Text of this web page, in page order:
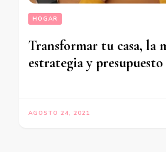
HOGAR
Transformar tu casa, la
estrategia y presupuesto
AGOSTO 24, 2021